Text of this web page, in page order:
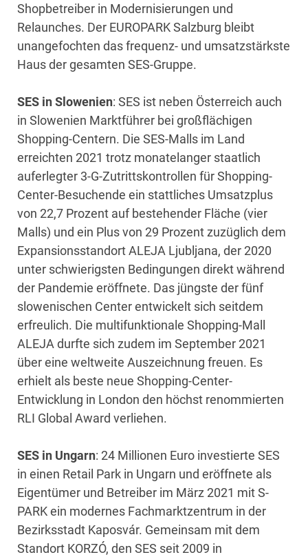
Shopbetreiber in Modernisierungen und
Relaunches. Der EUROPARK Salzburg bleibt
unangefochten das frequenz- und umsatzstärkste
Haus der gesamten SES-Gruppe.
SES in Slowenien: SES ist neben Österreich auch
in Slowenien Marktführer bei großflächigen
Shopping-Centern. Die SES-Malls im Land
erreichten 2021 trotz monatelanger staatlich
auferlegter 3-G-Zutrittskontrollen für Shopping-
Center-Besuchende ein stattliches Umsatzplus
von 22,7 Prozent auf bestehender Fläche (vier
Malls) und ein Plus von 29 Prozent zuzüglich dem
Expansionsstandort ALEJA Ljubljana, der 2020
unter schwierigsten Bedingungen direkt während
der Pandemie eröffnete. Das jüngste der fünf
slowenischen Center entwickelt sich seitdem
erfreulich. Die multifunktionale Shopping-Mall
ALEJA durfte sich zudem im September 2021
über eine weltweite Auszeichnung freuen. Es
erhielt als beste neue Shopping-Center-
Entwicklung in London den höchst renommierten
RLI Global Award verliehen.
SES in Ungarn: 24 Millionen Euro investierte SES
in einen Retail Park in Ungarn und eröffnete als
Eigentümer und Betreiber im März 2021 mit S-
PARK ein modernes Fachmarktzentrum in der
Bezirksstadt Kaposvár. Gemeinsam mit dem
Standort KORZÓ, den SES seit 2009 in